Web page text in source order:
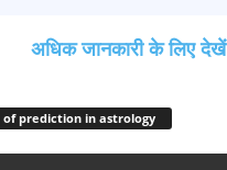
अधिक जानकारी के लिए देखें
prediction in astrology